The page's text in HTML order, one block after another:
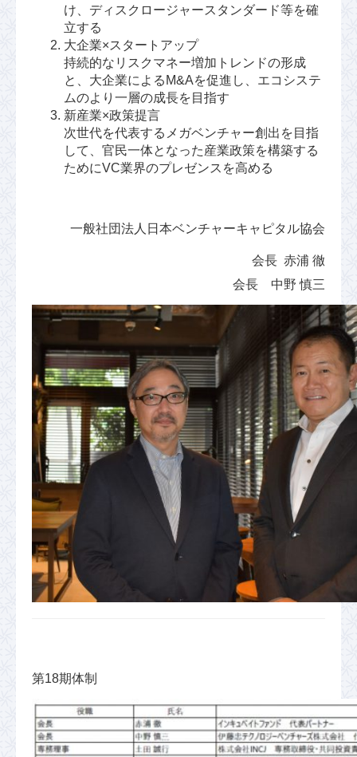
け、ディスクロージャースタンダード等を確
立する
大企業×スタートアップ
持続的なリスクマネー増加トレンドの形成
と、大企業によるM&Aを促進し、エコシステ
ムのより一層の成長を目指す
新産業×政策提言
次世代を代表するメガベンチャー創出を目指
して、官民一体となった産業政策を構築する
ためにVC業界のプレゼンスを高める
一般社団法人日本ベンチャーキャピタル協会
会長 赤浦 徹
会長 中野 慎三
第18期体制